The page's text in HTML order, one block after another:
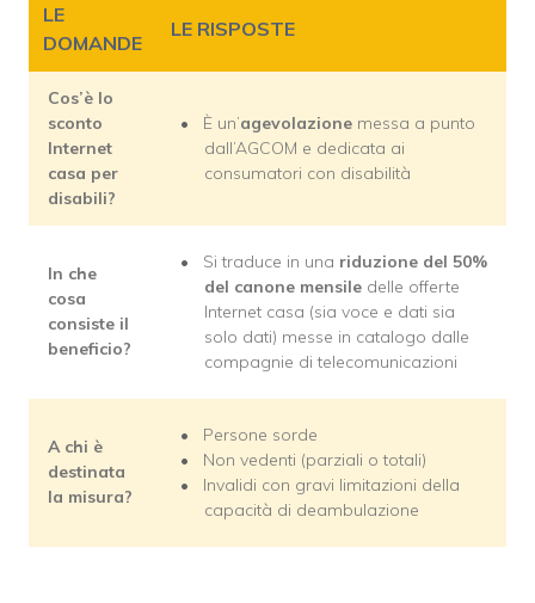
LE
DOMANDE
LE RISPOSTE
Cos’è lo
sconto
Internet
casa per
disabili?
È un’agevolazione messa a punto
dall’AGCOM e dedicata ai
consumatori con disabilità
In che
cosa
consiste il
beneficio?
Si traduce in una riduzione del 50%
del canone mensile delle offerte
Internet casa (sia voce e dati sia
solo dati) messe in catalogo dalle
compagnie di telecomunicazioni
A chi è
destinata
la misura?
Persone sorde
Non vedenti (parziali o totali)
Invalidi con gravi limitazioni della
capacità di deambulazione